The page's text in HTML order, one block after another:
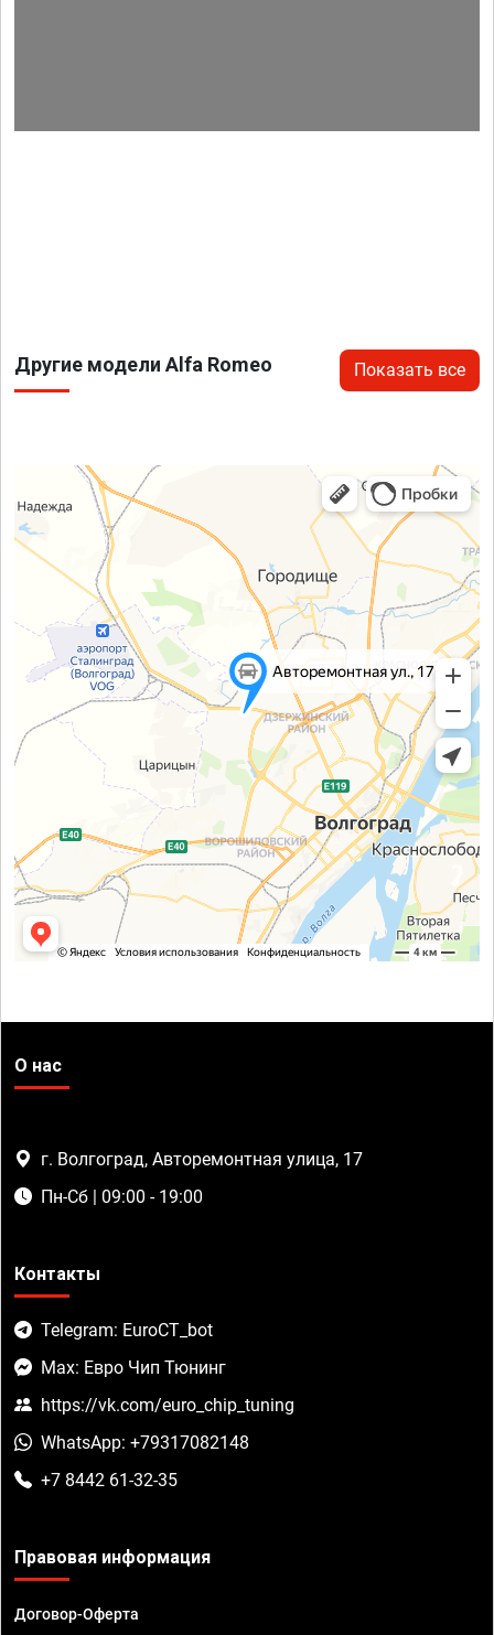
Другие модели Alfa Romeo Показать все
О нас
г. Волгоград, Авторемонтная улица, 17
Пн-Сб | 09:00 - 19:00
Контакты
Telegram: EuroCT_bot
Max: Евро Чип Тюнинг
https://vk.com/euro_chip_tuning
WhatsApp: +79317082148
+7 8442 61-32-35
Правовая информация
Договор-Оферта